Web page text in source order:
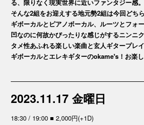
る、限りなく現実世界に近いファンタジー感。
そんな2組をお迎えする地元勢2組は今回どち
ギボーカルとピアノボーカル、ルーツとフォ
凹なのに何故かぴったりな感じがするニンニ
タメ性あふれる楽しい楽曲と玄人ギタープレ
ギボーカルとエレキギターのokame's！お楽し
2023.11.17 金曜日
18:30 / 19:00 ■ 2,000円(+1D)